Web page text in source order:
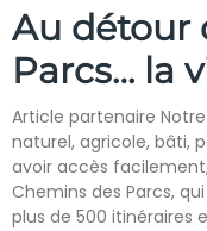
Au détour
Parcs… la
Article partenaire
naturel, agricole, bâti,
avoir accès
Chemins des Parcs,
plus de 500 itinéraires